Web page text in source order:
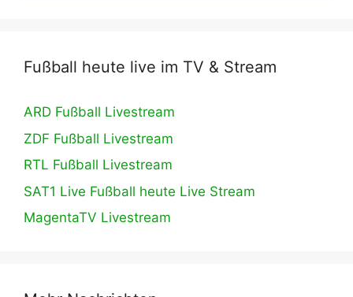
Fußball heute live im TV & Stream
ARD Fußball Livestream
ZDF Fußball Livestream
RTL Fußball Livestream
SAT1 Live Fußball heute Live Stream
MagentaTV Livestream